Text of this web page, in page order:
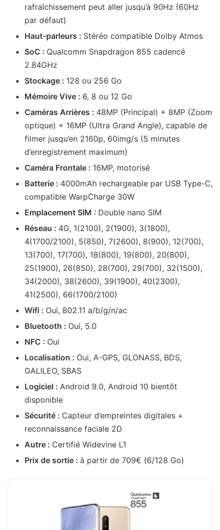
rafraîchissement peut aller jusqu’à 90Hz (60Hz
par défaut)
Haut-parleurs : Stéréo compatible Dolby Atmos
SoC : Qualcomm Snapdragon 855 cadencé
2.84GHz
Stockage : 128 ou 256 Go
Mémoire Vive : 6, 8 ou 12 Go
Caméras Arrières : 48MP (Principal) + 8MP (Zoom
optique) + 16MP (Ultra Grand Angle), capable de
filmer jusqu’en 2160p, 60img/s (5 minutes
d’enregistrement maximum)
Caméra Frontale : 16MP, motorisé
Batterie : 4000mAh rechargeable par USB Type-C,
compatible WarpCharge 30W
Emplacement SIM : Double nano SIM
Réseau : 4G, 1(2100), 2(1900), 3(1800),
4(1700/2100), 5(850), 7(2600), 8(900), 12(700),
13(700), 17(700), 18(800), 19(800), 20(800),
25(1900), 26(850), 28(700), 29(700), 32(1500),
34(2000), 38(2600), 39(1900), 40(2300),
41(2500), 66(1700/2100)
Wifi : Oui, 802.11 a/b/g/n/ac
Bluetooth : Oui, 5.0
NFC : Oui
Localisation : Oui, A-GPS, GLONASS, BDS,
GALILEO, SBAS
Logiciel : Android 9.0, Android 10 bientôt
disponible
Sécurité : Capteur d’empreintes digitales +
reconnaissance faciale 2D
Autre : Certifié Widevine L1
Prix de sortie : à partir de 709€ (6/128 Go)